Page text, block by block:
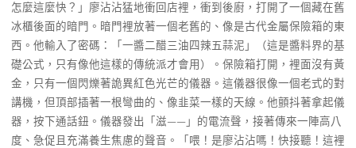
怎麼這麼快？」廖沾沾猛地衝回店裡，衝到後廚，打開了一個藏在舊
冰櫃後面的暗門。暗門裡放著一個老舊的、像是古代金屬保險箱的東
西。他輸入了密碼：「一醬二醋三油四辣五蒜泥」（這是醬料界的基
礎公式，只有像他這樣的傳統派才會用）。保險箱打開，裡面沒有黃
金，只有一個閃爍著詭異紅色光芒的儀器。這儀器很像一個老式的對
講機，但頂部插著一根彎曲的、像韭菜一樣的天線。他顫抖著拿起儀
器，按下通話鈕。儀器發出「滋——」的電流聲，接著傳來一陣高八
度、急促且充滿養生焦慮的聲音。「喂！是廖沾沾嗎！快接聽！這裡